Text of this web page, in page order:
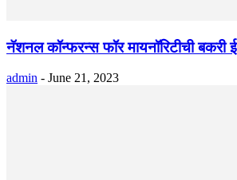
नॅशनल कॉन्फरन्स फॉर मायनॉरिटीची बकरी
admin - June 21, 2023